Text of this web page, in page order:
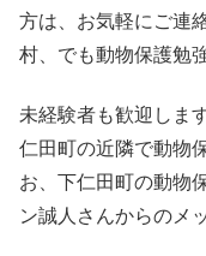
方は、お気軽にご連
村、でも動物保護勉
未経験者も歓迎しま
仁田町の近隣で動物
お、下仁田町の動物
ン誠人さんからのメ